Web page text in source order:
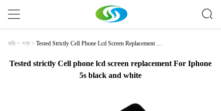
বাড়ি> পণ্য > Tested Strictly Cell Phone Lcd Screen Replacement F
Tested strictly Cell phone lcd screen replacement For Iphone
5s black and white